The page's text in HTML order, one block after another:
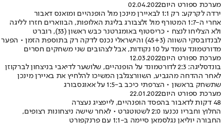
מערכת ספורט היום02.04.2022
ירדה לקרקע: רק 1:1 לבאיירן מינכן מול הופנהיים ומואנס דאבור
אחרי ה-1:7 המטורף מול זלצבורג בליגת האלופות, הבווארים חזרו לליגה
ולא הצליחו לנצח • כריסטוף באומגרטנר כבש ראשון (33), רוברט
לבנדובסקי השווה (45+3) והישראלי נכנס לדקה רק בתוספת הזמן • הפער
מדורטמונד עומד על 10 נקודות, אבל לצהובים שני משחקים חסרים
מערכת ספורט היום12.03.2022
בונדסליגה: 2:3 לדורטמונד על הופנהיים, שלושער לדיאבי בניצחון לברקוזן
לאחר ההדחה מהגביע, השוורצגלבן המשיכו להלחיץ את באיירן מינכן
שתשחק בראשון • הצרפתי כיכב ב-1:5 על אאוגסבורג
מערכת ספורט היום22.01.2022
48 דקות לדאבור בהפסד הופנהיים, לייפציג נעצרה
החלוץ וחבריו נכנעו 2:0 לשטוטגרט • לאחר שישה ניצחונות רצופים,
החבורה יוליאן נגלסמאן סיימה ב-1:1 עם פרנקפורט